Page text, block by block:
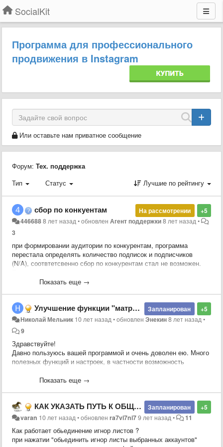
SocialKit
Программа для профессионального
продвижения в Instagram
Или оставьте нам приватное сообщение
Форум: Тех. поддержка
Тип
Статус Лучшие по рейтингу
+5
На рассмотрении
сбор по конкуентам
4466888 лет назад•обновленАгент поддержки8 лет назад•
3
при формировании аудитории по конкурентам, программа
перестала определять количество подписок и подписчиков
(N/A), соотвтетсвенно сбор по конкурентам стал не возможен.
разных конкурентов. Как это можно исправить?
Показать еще →
+5
Запланирован
Улучшение функции "матрица перерывов"
Николай Мельник 10 лет назад•обновленЭнекин8 лет назад•
9
Здравствуйте!
Давно пользуюсь вашей программой и очень доволен ею. Много
полезных функций и настроек, в частности возможность
Но у меня 6 аккаунтов в работе, а планируется ещё больше, а
и на пару дней или неделю вперёд.
Пожалуйста, усовершенствуйте эту функцию, чтобы она
запоминала предыдущие настройки или брала их из настроек
программы (где один раз ввёл и они постоянно используются),
или ещё каким-либо образом, чтобы ускорить и упростить этот
Показать еще →
+5
Запланирован
КАК УКАЗАТЬ ПУТЬ К ОБЩЕМУ ИГНОР ЛИСТУ?
varan 10 лет назад•обновленra7vi7ni79 лет назад• 11
Как работает обьединение игнор листов ?
при нажатии "обьединить игнор листы выбранных аккаунтов"